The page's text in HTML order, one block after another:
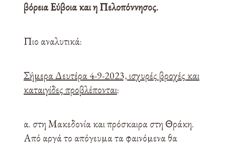
βόρεια Εύβοια και η Πελοπόννησος.
Πιο αναλυτικά:
Σήμερα Δευτέρα 4-9-2023, ισχυρές βροχές και
καταιγίδες προβλέπονται:
α. στη Μακεδονία και πρόσκαιρα στη Θράκη.
Από αργά το απόγευμα τα φαινόμενα θα